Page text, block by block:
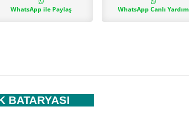
WhatsApp ile Paylaş WhatsApp Canlı Yardım
BATARYASI